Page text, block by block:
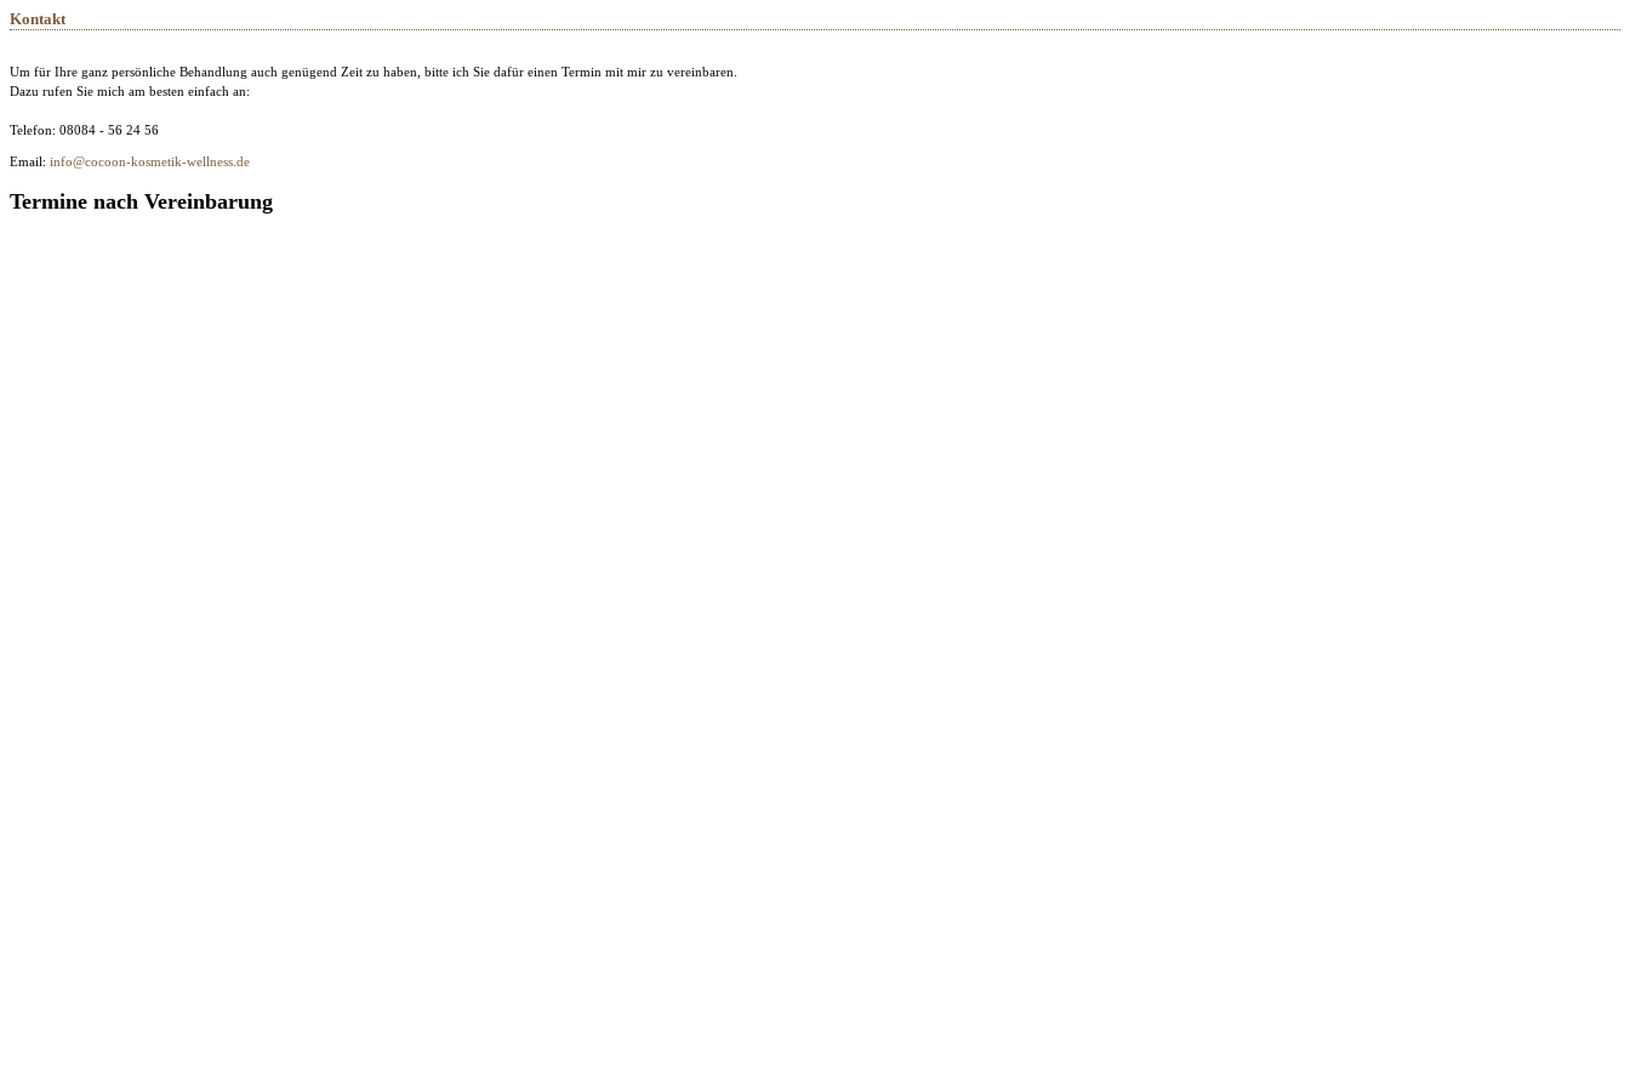
Kontakt
Um für Ihre ganz persönliche Behandlung auch genügend Zeit zu haben, bitte ich Sie dafür einen Termin mit mir zu vereinbaren.
Dazu rufen Sie mich am besten einfach an:
Telefon: 08084 - 56 24 56
Email: info@cocoon-kosmetik-wellness.de
Termine nach Vereinbarung